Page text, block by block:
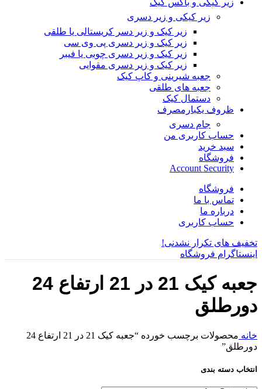
زیر کیکی و باکس کیک
زیر کیکی و زیر دسری
زیر کیک و زیر دسر کریستالی یا طلقی
زیر کیک و زیر دسری پی وی سی
زیر کیک و زیر دسری چوبی یا فیبر
زیر کیک و زیر دسری مقوایی
جعبه شیرینی و کاپ کیک
جعبه های طلقی
دستمال کیک
ظروف یکبارمصرف
جام دسری
حساب کاربری من
سبد خرید
فروشگاه
Account Security
فروشگاه
تماس با ما
درباره ما
حساب کاربری
تخفیف های تکرار نشدنی!
اینستاگرام فروشگاه
جعبه کیک 21 در 21 ارتفاع 24
دورطلق
خانه
محصولات برچسب خورده “جعبه کیک 21 در 21 ارتفاع 24
دورطلق”
انتخاب دسته بندی